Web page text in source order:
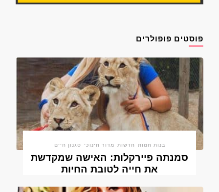
פוסטים פופולרים
בנות חמות חדשות מדור חינוכי סגנון חיים
סמנתה פיירקלות: האישה שמקדשת
את חייה לטובת החיות